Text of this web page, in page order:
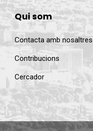
Qui som
Contacta amb nosaltres
Contribucions
Cercador